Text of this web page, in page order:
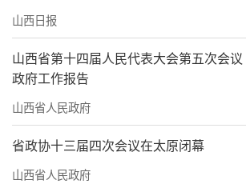
山西日报
山西省第十四届人民代表大会第五次会议
政府工作报告
山西省人民政府
省政协十三届四次会议在太原闭幕
山西省人民政府